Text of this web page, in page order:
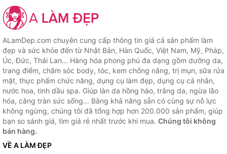
ALamDep.com chuyên cung cấp thông tin giá cả sản phẩm làm
đẹp và sức khỏe đến từ Nhật Bản, Hàn Quốc, Việt Nam, Mỹ, Pháp,
Úc, Đức, Thái Lan... Hàng hóa phong phú đa dạng gồm dưỡng da,
trang điểm, chăm sóc body, tóc, kem chống nắng, trị mụn, sữa rửa
mặt, thực phẩm chức năng, dụng cụ làm đẹp, dụng cụ cá nhân,
nước hoa, tinh dầu spa. Giúp làn da hồng hào, trắng da, ngừa lão
hóa, căng tràn sức sống... Bằng khả năng sẵn có cùng sự nỗ lực
không ngừng, chúng tôi đã tổng hợp hơn 200.000 sản phẩm, giúp
bạn so sánh giá, tìm giá rẻ nhất trước khi mua. Chúng tôi không
bán hàng.
VỀ A LÀM ĐẸP